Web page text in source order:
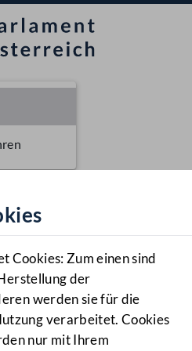
Cookies: Zum einen sind
der
werden sie für die
verarbeitet. Cookies
nur mit Ihrem